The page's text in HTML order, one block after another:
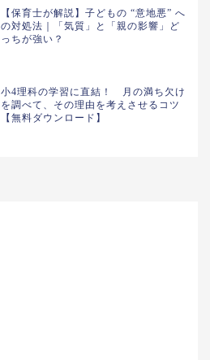
【保育士が解説】子どもの “意地悪” へ
の対処法｜「気質」と「親の影響」ど
っちが強い？
小4理科の学習に直結！ 月の満ち欠け
を調べて、その理由を考えさせるコツ
【無料ダウンロード】